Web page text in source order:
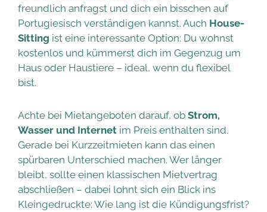
freundlich anfragst und dich ein bisschen auf
Portugiesisch verständigen kannst. Auch House-
Sitting ist eine interessante Option: Du wohnst
kostenlos und kümmerst dich im Gegenzug um
Haus oder Haustiere – ideal, wenn du flexibel
bist.
Achte bei Mietangeboten darauf, ob Strom,
Wasser und Internet im Preis enthalten sind.
Gerade bei Kurzzeitmieten kann das einen
spürbaren Unterschied machen. Wer länger
bleibt, sollte einen klassischen Mietvertrag
abschließen – dabei lohnt sich ein Blick ins
Kleingedruckte: Wie lang ist die Kündigungsfrist?